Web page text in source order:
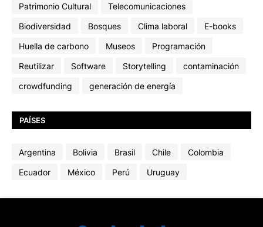
Patrimonio Cultural
Telecomunicaciones
Biodiversidad
Bosques Clima laboral
E-books
Huella de carbono
Museos
Programación
Reutilizar
Software Storytelling
contaminación
crowdfunding
generación de energía
PAÍSES
Argentina Bolivia Brasil Chile
Colombia
Ecuador
México Perú Uruguay